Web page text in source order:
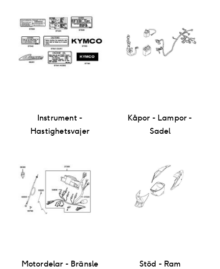
Instrument -
Hastighetsvajer
Kåpor - Lampor -
Sadel
Motordelar - Bränsle
Stöd - Ram